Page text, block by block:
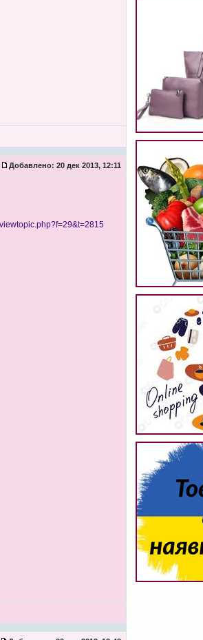
Добавлено: 20 дек 2013, 12:11
viewtopic.php?f=29&t=2815